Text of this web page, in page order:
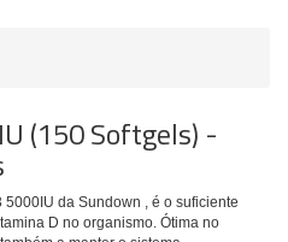
(150 Softgels) -
da Sundown , é o suficiente
D no organismo. Ótima no